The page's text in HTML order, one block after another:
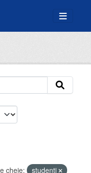
cheie:
studenti